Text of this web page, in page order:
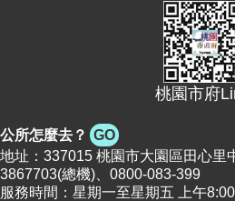
桃園市府
公所怎麼去？ GO
地址：337015 桃園市大園區田心里
3867703(總機)、0800-083-399
服務時間：星期一至星期五 上午